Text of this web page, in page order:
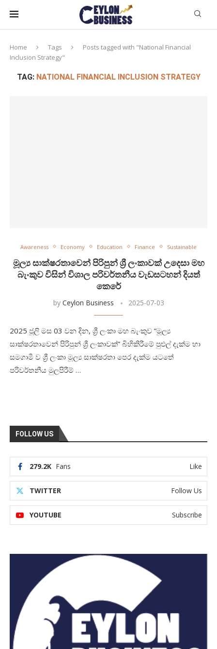
Home Tags
Posts tagged with "National Financial
Inclusion Strategy"
TAG: NATIONAL FINANCIAL INCLUSION STRATEGY
Awareness Economy Education Finance Sustainable
මූල්‍ය සාක්ෂරතාවෙන් පිරිපුන් ශ්‍රී ලංකාවක් උදෙසා මහ
බැංකුව විසින් විශාල පරිවර්තනීය වැඩසටහන් දියත්
කෙරේ
by Ceylon Business 2025-07-03
2025 ජූලි මස 03 වන දින, ශ්‍රී ලංකා මහ බැංකුව “මූල්‍ය
සාක්ෂරතාවෙන් පිරිපුන් ශ්‍රී ලංකාවක්” බිහිකිරීමේ පුළුල් දැක්ම හා
සමගාමී ව ශ්‍රී ලංකා මූල්‍ය සාක්ෂරතා පෙර දැක්ම යටතේ
පරිවර්තනීය මුලපිරීම් …
FOLLOW US
279.2K Fans Like
TWITTER Follow Us
YOUTUBE Subscribe